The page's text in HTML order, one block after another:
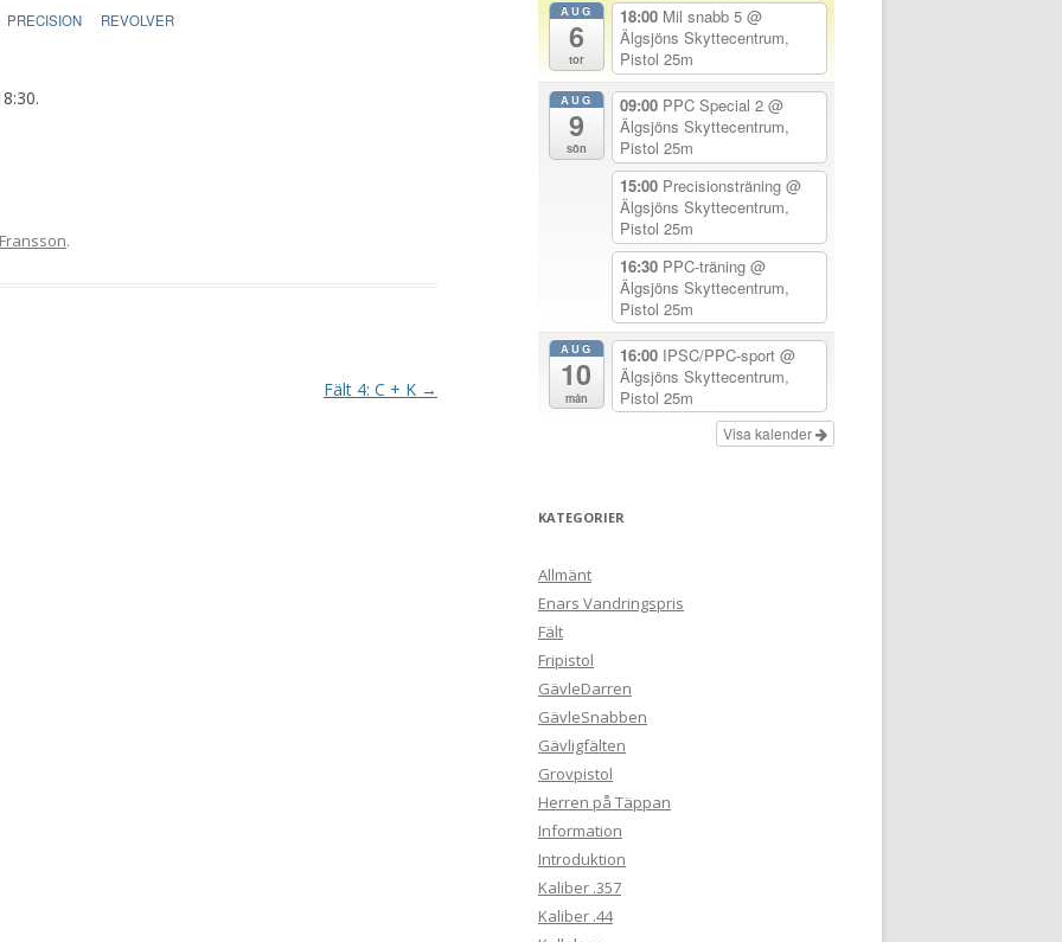
PRECISION
REVOLVER
Fransson.
Fält 4: C + K →
AUG
6
tor
18:00 Mil snabb 5 @
Älgsjöns Skyttecentrum,
Pistol 25m
AUG
9
sön
09:00 PPC Special 2 @
Älgsjöns Skyttecentrum,
Pistol 25m
15:00 Precisionsträning @
Älgsjöns Skyttecentrum,
Pistol 25m
16:30 PPC-träning @
Älgsjöns Skyttecentrum,
Pistol 25m
AUG
10
mån
16:00 IPSC/PPC-sport @
Älgsjöns Skyttecentrum,
Pistol 25m
Visa kalender
KATEGORIER
Allmänt
Enars Vandringspris
Fält
Fripistol
GävleDarren
GävleSnabben
Gävligfälten
Grovpistol
Herren på Täppan
Information
Introduktion
Kaliber .357
Kaliber .44